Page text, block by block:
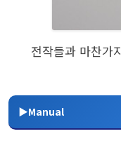
전작들과 마찬가
▶Manual